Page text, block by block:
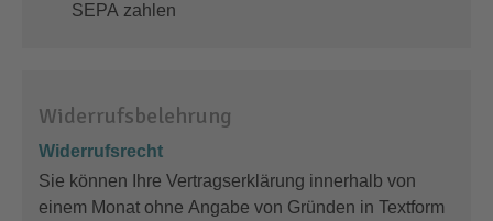
SEPA zahlen
Widerrufsbelehrung
Widerrufsrecht
Sie können Ihre Vertragserklärung innerhalb von
einem Monat ohne Angabe von Gründen in Textform